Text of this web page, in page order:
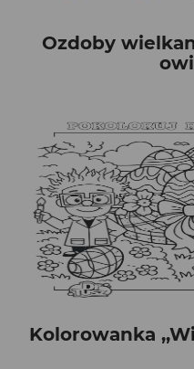
Ozdoby
Kolorowanka